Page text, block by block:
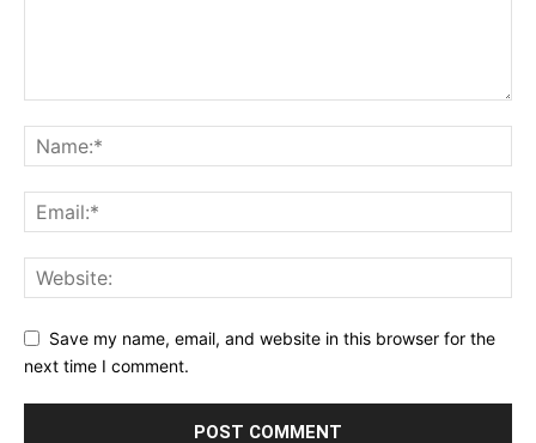
Save my name, email, and website in this browser for the
next time I comment.